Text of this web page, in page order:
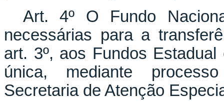
Art. 4º O Fundo
necessárias para a
art. 3º, aos Fundos
única, mediante
Secretaria de Atenção